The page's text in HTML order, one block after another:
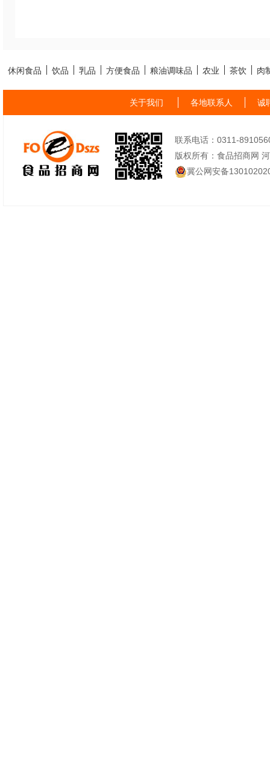
休闲食品 饮品 乳品 方便食品 粮油调味品 农业 茶饮 肉
关于我们 各地联系人 诚
联系电话：0311-
版权所有：食品招商网
冀公网安备